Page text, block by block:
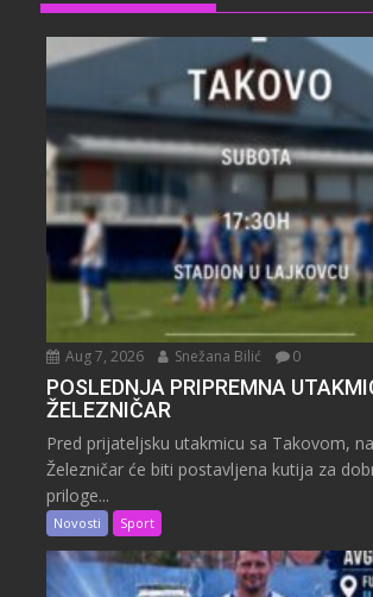
Aug 7, 2026 Snežana Bilić 0
POSLEDNJA PRIPREMNA
ŽELEZNIČAR
Pred prijateljsku utakmicu sa Takovom,
Železničar će biti postavljena kutija za
priloge...
Novosti Sport